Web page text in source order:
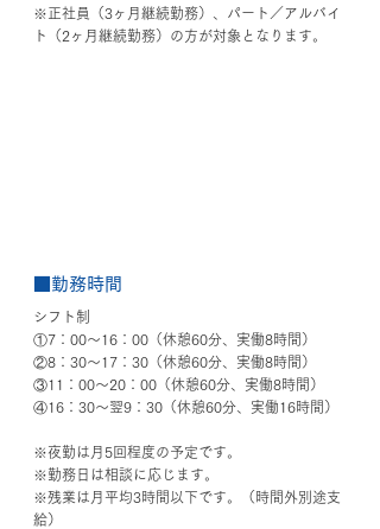
※正社員（3ヶ月継続勤務）、パート／アルバイ
ト（2ヶ月継続勤務）の方が対象となります。
■勤務時間
シフト制
①7：00〜16：00（休憩60分、実働8時間）
②8：30〜17：30（休憩60分、実働8時間）
③11：00〜20：00（休憩60分、実働8時間）
④16：30〜翌9：30（休憩60分、実働16時間）
※夜勤は月5回程度の予定です。
※勤務日は相談に応じます。
※残業は月平均3時間以下です。（時間外別途支
給）